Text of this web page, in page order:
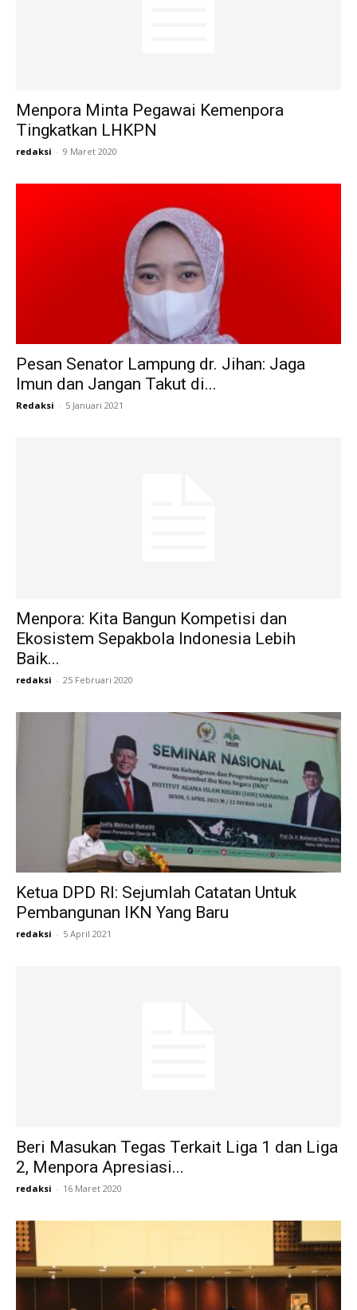
Menpora Minta Pegawai Kemenpora
Tingkatkan LHKPN
redaksi - 9 Maret 2020
Pesan Senator Lampung dr. Jihan: Jaga
Imun dan Jangan Takut di...
Redaksi - 5 Januari 2021
Menpora: Kita Bangun Kompetisi dan
Ekosistem Sepakbola Indonesia Lebih
Baik...
redaksi - 25 Februari 2020
Ketua DPD RI: Sejumlah Catatan Untuk
Pembangunan IKN Yang Baru
redaksi - 5 April 2021
Beri Masukan Tegas Terkait Liga 1 dan Liga
2, Menpora Apresiasi...
redaksi - 16 Maret 2020